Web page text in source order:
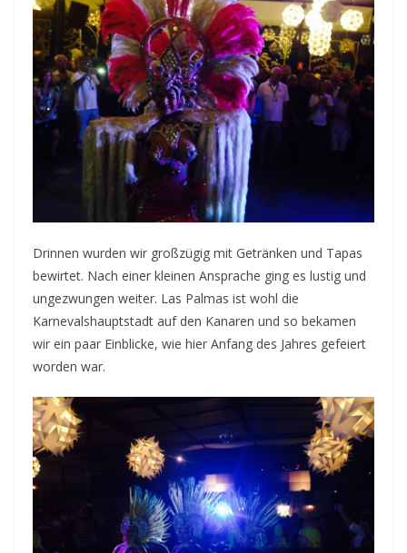
Drinnen wurden wir großzügig mit Getränken und Tapas
bewirtet. Nach einer kleinen Ansprache ging es lustig und
ungezwungen weiter. Las Palmas ist wohl die
Karnevalshauptstadt auf den Kanaren und so bekamen
wir ein paar Einblicke, wie hier Anfang des Jahres gefeiert
worden war.